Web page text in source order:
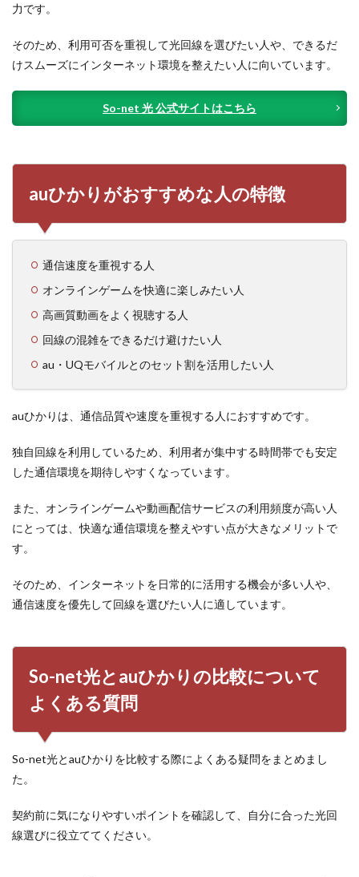
力です。
そのため、利用可否を重視して光回線を選びたい人や、できるだ
けスムーズにインターネット環境を整えたい人に向いています。
So-net 光 公式サイトはこちら
auひかりがおすすめな人の特徴
通信速度を重視する人
オンラインゲームを快適に楽しみたい人
高画質動画をよく視聴する人
回線の混雑をできるだけ避けたい人
au・UQモバイルとのセット割を活用したい人
auひかりは、通信品質や速度を重視する人におすすめです。
独自回線を利用しているため、利用者が集中する時間帯でも安定
した通信環境を期待しやすくなっています。
また、オンラインゲームや動画配信サービスの利用頻度が高い人
にとっては、快適な通信環境を整えやすい点が大きなメリットで
す。
そのため、インターネットを日常的に活用する機会が多い人や、
通信速度を優先して回線を選びたい人に適しています。
So-net光とauひかりの比較について
よくある質問
So-net光とauひかりを比較する際によくある疑問をまとめまし
た。
契約前に気になりやすいポイントを確認して、自分に合った光回
線選びに役立ててください。